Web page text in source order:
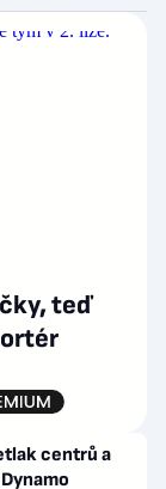
teď
centrů a